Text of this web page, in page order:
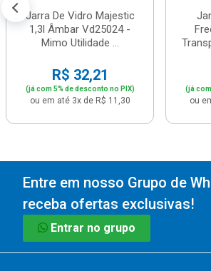
Jarra De Vidro Majestic
1,3l Âmbar Vd25024 -
Mimo Utilidade ...
R$ 32,21
(já com 5% de desconto no PIX)
ou em até 3x de R$ 11,30
(já
ou
Entre em nosso Grupo de
receba ofertas exclusivas!
Entrar no grupo